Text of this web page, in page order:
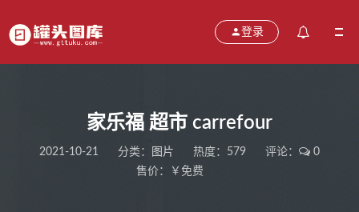
登录
家乐福 超市 carrefour
2021-10-21 分类： 图片 热度：579 评论：
0
售价：￥免费